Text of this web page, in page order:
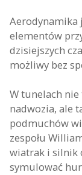
Aerodynamika
elementów
dzisiejszych
możliwy bez
W tunelach
nadwozia, ale
podmuchów
zespołu
wiatrak i silnik
symulować